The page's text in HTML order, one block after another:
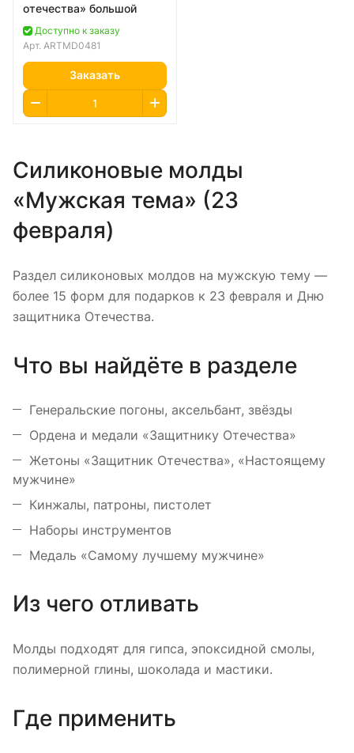
отечества» большой
Доступно к заказу
Арт. ARTMD0481
Заказать
Силиконовые молды
«Мужская тема» (23
февраля)
Раздел силиконовых молдов на мужскую тему —
более 15 форм для подарков к 23 февраля и Дню
защитника Отечества.
Что вы найдёте в разделе
Генеральские погоны, аксельбант, звёзды
Ордена и медали «Защитнику Отечества»
Жетоны «Защитник Отечества», «Настоящему
мужчине»
Кинжалы, патроны, пистолет
Наборы инструментов
Медаль «Самому лучшему мужчине»
Из чего отливать
Молды подходят для гипса, эпоксидной смолы,
полимерной глины, шоколада и мастики.
Где применить